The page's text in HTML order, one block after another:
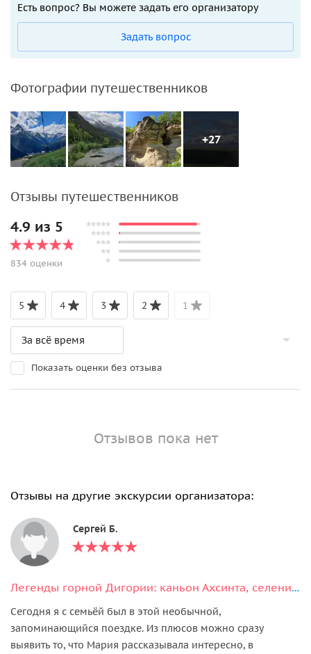
Есть вопрос? Вы можете задать его организатору
Задать вопрос
Фотографии путешественников
+27
Отзывы путешественников
4.9 из 5
834 оценки
5 4 3 2 1
Показать оценки без отзыва
Отзывов пока нет
Отзывы на другие экскурсии организатора:
Сергей Б.
Легенды горной Дигории: каньон Ахсинта, селения Галиат и Камунта
Сегодня я с семьёй был в этой необычной,
запоминающийся поездке. Из плюсов можно сразу
выявить то, что Мария рассказывала интересно, в